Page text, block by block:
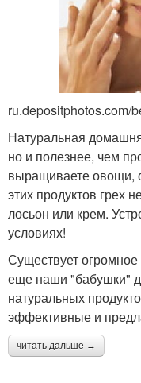
ru.depositphotos.com/
Натуральная
но и полезнее, чем
выращиваете овощи,
этих продуктов грех
лосьон или крем.
условиях!
Существует
еще наши "бабушки"
натуральных
эффективные и
читать дальше →